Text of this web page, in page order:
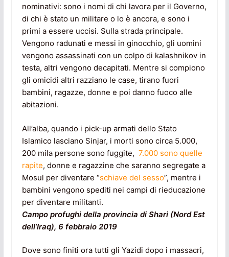
nominativi: sono i nomi di chi lavora per il Governo,
di chi è stato un militare o lo è ancora, e sono i
primi a essere uccisi. Sulla strada principale.
Vengono radunati e messi in ginocchio, gli uomini
vengono assassinati con un colpo di kalashnikov in
testa, altri vengono decapitati. Mentre si compiono
gli omicidi altri razziano le case, tirano fuori
bambini, ragazze, donne e poi danno fuoco alle
abitazioni.
All’alba, quando i pick-up armati dello Stato
Islamico lasciano Sinjar, i morti sono circa 5.000,
200 mila persone sono fuggite, 7.000 sono quelle
rapite, donne e ragazzine che saranno segregate a
Mosul per diventare “schiave del sesso”, mentre i
bambini vengono spediti nei campi di rieducazione
per diventare militanti.
Campo profughi della provincia di Shari (Nord Est
dell’Iraq), 6 febbraio 2019
Dove sono finiti ora tutti gli Yazidi dopo i massacri,